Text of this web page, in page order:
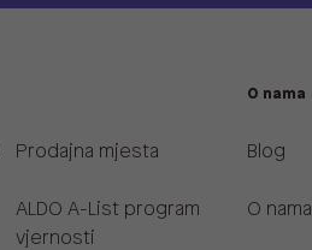
Prodajna mjesta
ALDO A-List program
vjernosti
O nama
Blog
O nama